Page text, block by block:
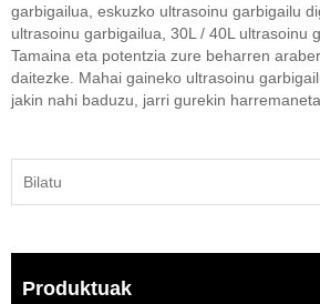
garbigailua, eskuzko ultrasoinu garbigailu
ultrasoinu garbigailua, 30L / 40L ultrasoinu
Tamaina eta potentzia zure beharren
daitezke. Mahai gaineko ultrasoinu
jakin nahi baduzu, jarri gurekin
Produktuak